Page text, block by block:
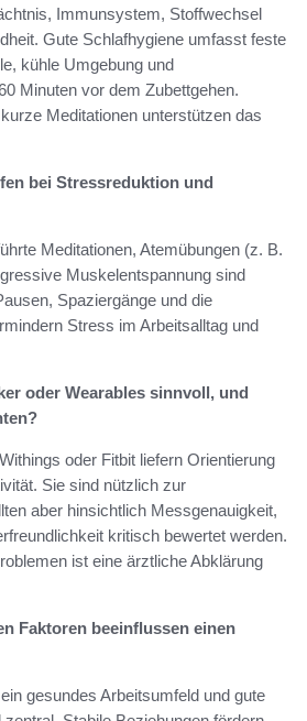
Immunsystem, Stoffwechsel
Gute Schlafhygiene umfasst feste
kühle Umgebung und
Minuten vor dem Zubettgehen.
Meditationen unterstützen das
bei Stressreduktion und
Meditationen, Atemübungen (z. B.
Muskelentspannung sind
Spaziergänge und die
Stress im Arbeitsalltag und
oder Wearables sinnvoll, und
oder Fitbit liefern Orientierung
Sie sind nützlich zur
aber hinsichtlich Messgenauigkeit,
kritisch bewertet werden.
ist eine ärztliche Abklärung
Faktoren beeinflussen einen
gesundes Arbeitsumfeld und gute